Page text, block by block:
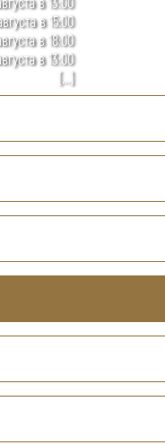
в 15:00
в 18:00
в 13:00
[...]